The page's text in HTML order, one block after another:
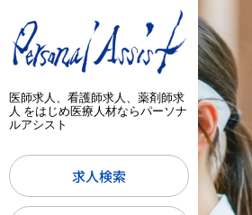
医師求人、看護師求人、薬剤師求
人 をはじめ医療人材ならパーソナ
ルアシスト
求人検索